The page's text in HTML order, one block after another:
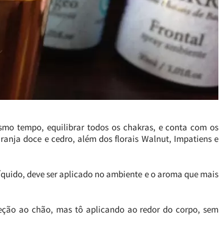
tempo, equilibrar todos os chakras, e conta com os
doce e cedro, além dos florais Walnut, Impatiens e
deve ser aplicado no ambiente e o aroma que mais
ao chão, mas tô aplicando ao redor do corpo, sem